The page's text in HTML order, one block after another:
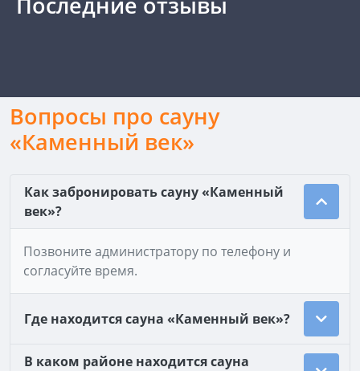
Вопросы про сауну
«Каменный век»
Как забронировать сауну «Каменный
век»?
Позвоните администратору по телефону и
согласуйте время.
Где находится сауна «Каменный век»?
В каком районе находится сауна